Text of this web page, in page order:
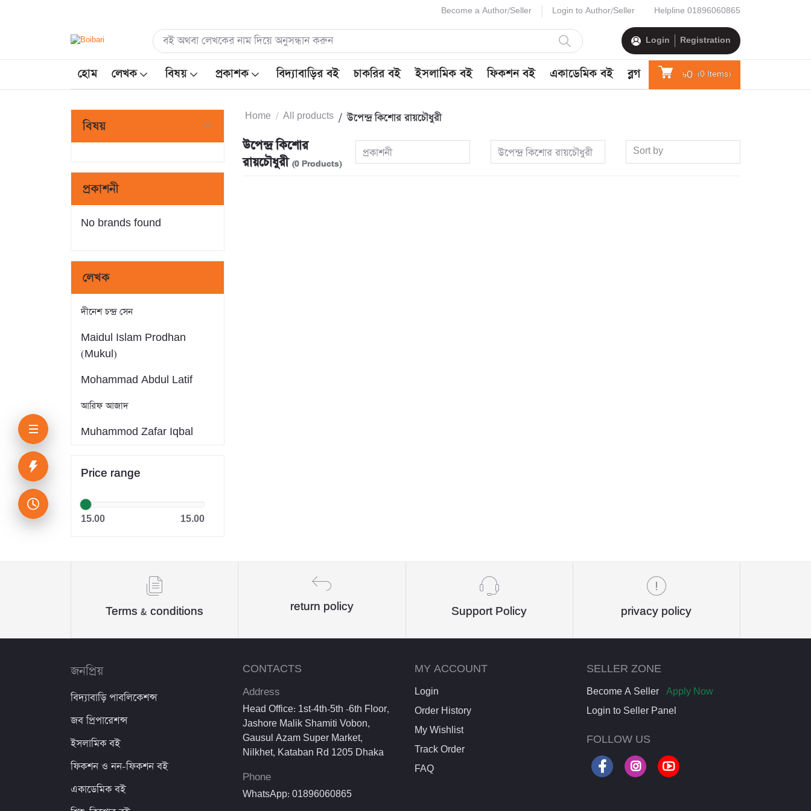
Become a Author/Seller Login to Author/Seller Helpline 01896060865
Login Registration
হোম লেখক বিষয় প্রকাশক বিদ্যাবাড়ির বই চাকরির বই ইসলামিক বই ফিকশন বই একাডেমিক বই ব্লগ ৳0 (0 Items)
বিষয়
প্রকাশনী
No brands found
লেখক
দীনেশ চন্দ্র সেন
Maidul Islam Prodhan
(Mukul)
Mohammad Abdul Latif
আরিফ আজাদ
Muhammod Zafar Iqbal
Dr. Khandaker Abdullah
Jahangir
কিউএনএ পাবলিকেশন্স লেখক পরিষদ
অর্কিড সম্পাদনা পর্ষদ (সম্পাদক)
রবীন্দ্রনাথ ঠাকুর
মোত্তাসিন পাহলভী
Price range
15.00 15.00
Home All products উপেন্দ্র কিশোর রায়চৌধুরী
উপেন্দ্র কিশোর
রায়চৌধুরী (0 Products)
প্রকাশনী উপেন্দ্র কিশোর রায়চৌধুরী Sort by
Terms & conditions return policy Support Policy privacy policy
জনপ্রিয়
বিদ্যাবাড়ি পাবলিকেশন্স
জব প্রিপারেশন্স
ইসলামিক বই
ফিকশন ও নন-ফিকশন বই
একাডেমিক বই
CONTACTS
Address
Head Office: 1st-4th-5th -6th Floor,
Jashore Malik Shamiti Vobon,
Gausul Azam Super Market,
Nilkhet, Kataban Rd 1205 Dhaka
Phone
WhatsApp: 01896060865
MY ACCOUNT
Login
Order History
My Wishlist
Track Order
FAQ
SELLER ZONE
Become A Seller
Apply Now
Login to Seller Panel
FOLLOW US